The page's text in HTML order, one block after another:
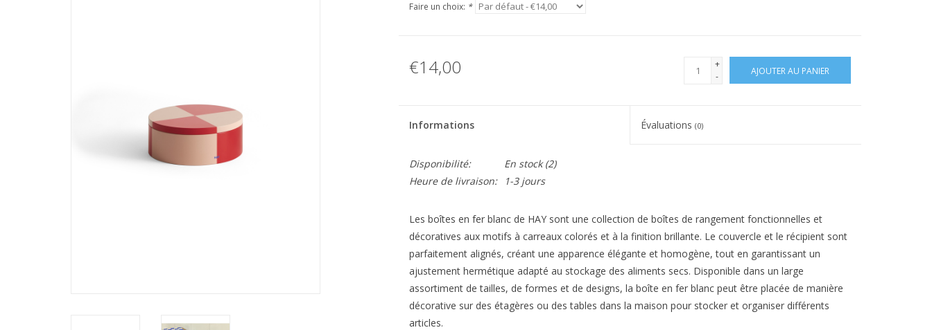
Faire un choix: *
€14,00
+
-
AJOUTER AU PANIER
Informations Évaluations(0)
Disponibilité: En stock(2)
Heure de livraison:
1-3 jours
Les boîtes en fer blanc de HAY sont une collection de boîtes de rangement fonctionnelles et
décoratives aux motifs à carreaux colorés et à la finition brillante. Le couvercle et le récipient sont
parfaitement alignés, créant une apparence élégante et homogène, tout en garantissant un
ajustement hermétique adapté au stockage des aliments secs. Disponible dans un large
assortiment de tailles, de formes et de designs, la boîte en fer blanc peut être placée de manière
décorative sur des étagères ou des tables dans la maison pour stocker et organiser différents
articles.